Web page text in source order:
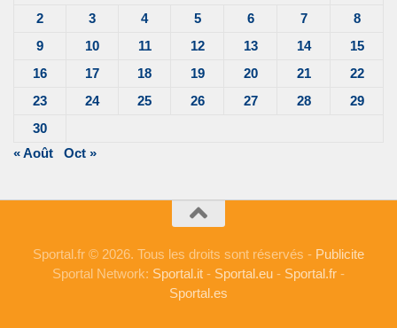
2
3 4 5 6 7
8
9
10 11 12 13 14
15
16
17 18 19 20 21
22
23
24 25 26 27 28
29
30
« Août
Oct »
Sportal.fr © 2026. Tous les droits sont réservés - Publicite
Sportal Network: Sportal.it - Sportal.eu - Sportal.fr -
Sportal.es